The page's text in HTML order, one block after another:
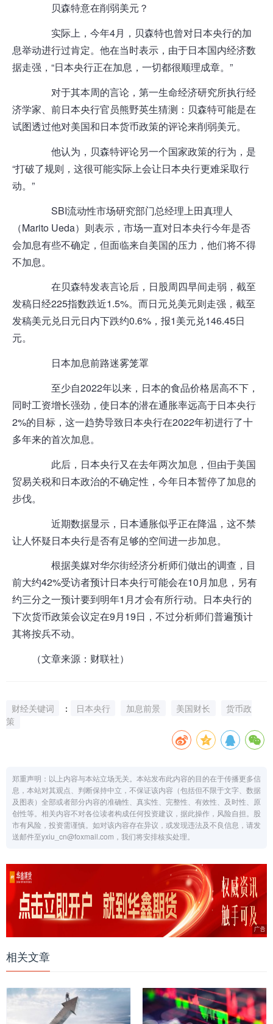
贝森特意在削弱美元？
实际上，今年4月，贝森特也曾对日本央行的加
息举动进行过肯定。他在当时表示，由于日本国内经济数
据走强，“日本央行正在加息，一切都很顺理成章。”
对于其本周的言论，第一生命经济研究所执行经
济学家、前日本央行官员熊野英生猜测： 贝森特可能是在
试图透过他对美国和日本货币政策的评论来削弱美元。
他认为，贝森特评论另一个国家政策的行为，是
“打破了规则，这很可能实际上会让日本央行更难采取行
动。”
SBI流动性市场研究部门总经理上田真理人
（Marito Ueda）则表示，市场一直对日本央行今年是否
会加息有些不确定，但面临来自美国的压力，他们将不得
不加息。
在贝森特发表言论后，日股周四早间走弱，截至
发稿日经225指数跌近1.5%。而日元兑美元则走强，截至
发稿美元兑日元日内下跌约0.6%，报1美元兑146.45日
元。
日本加息前路迷雾笼罩
至少自2022年以来，日本的食品价格居高不下，
同时工资增长强劲，使日本的潜在通胀率远高于日本央行
2%的目标，这一趋势导致日本央行在2022年初进行了十
多年来的首次加息。
此后，日本央行又在去年两次加息，但由于美国
贸易关税和日本政治的不确定性，今年日本暂停了加息的
步伐。
近期数据显示，日本通胀似乎正在降温，这不禁
让人怀疑日本央行是否有足够的空间进一步加息。
根据美媒对华尔街经济分析师们做出的调查，目
前大约42%受访者预计日本央行可能会在10月加息，另有
约三分之一预计要到明年1月才会有所行动。日本央行的
下次货币政策会议定在9月19日，不过分析师们普遍预计
其将按兵不动。
（文章来源：财联社）
财经关键词 ： 日本央行 加息前景 美国财长
货币政
策
郑重声明：以上内容与本站立场无关。本站发布此内容的目的在于传播更多信
息，本站对其观点、判断保持中立，不保证该内容（包括但不限于文字、数据
及图表）全部或者部分内容的准确性、真实性、完整性、有效性、及时性、原
创性等。相关内容不对各位读者构成任何投资建议，据此操作，风险自担。股
市有风险，投资需谨慎。如对该内容存在异议，或发现违法及不良信息，请发
送邮件至yxiu_cn@foxmail.com，我们将安排核实处理。
相关文章